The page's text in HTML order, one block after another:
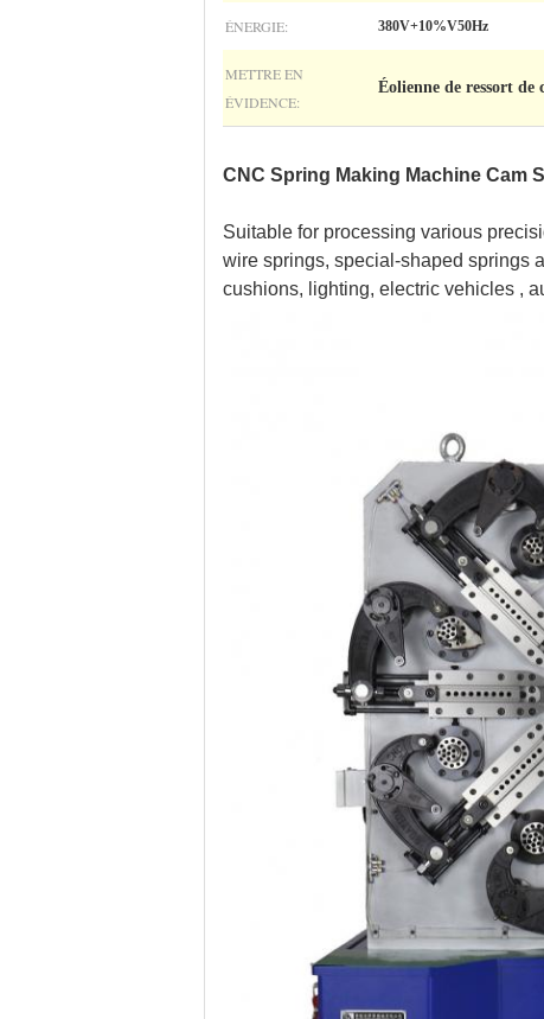
ÉNERGIE: 380V+10%V50Hz
METTRE EN
ÉVIDENCE:
Éolienne de ressort
CNC Spring Making Machine Cam
Suitable for processing various
wire springs, special-shaped springs
cushions, lighting, electric vehicles ,